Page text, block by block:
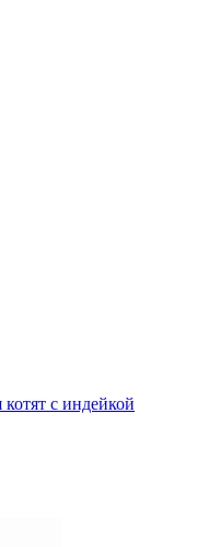
с индейкой